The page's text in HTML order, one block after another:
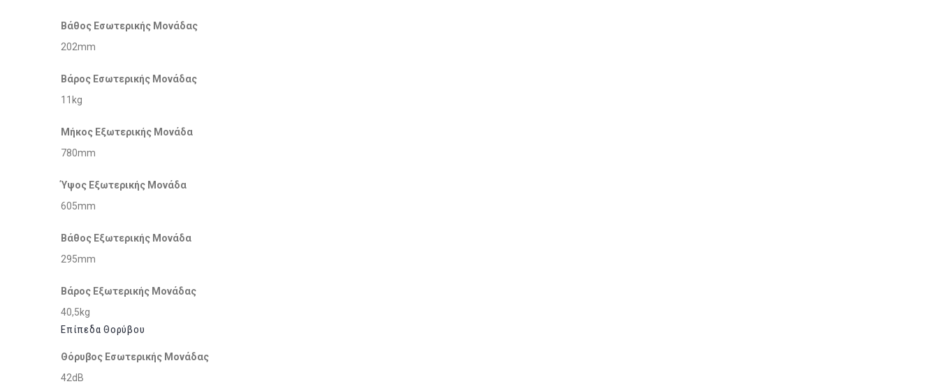
Βάθος Εσωτερικής Μονάδας
202mm
Βάρος Εσωτερικής Μονάδας
11kg
Μήκος Εξωτερικής Μονάδα
780mm
Ύψος Εξωτερικής Μονάδα
605mm
Βάθος Εξωτερικής Μονάδα
295mm
Βάρος Εξωτερικής Μονάδας
40,5kg
Επίπεδα Θορύβου
Θόρυβος Εσωτερικής Μονάδας
42dB